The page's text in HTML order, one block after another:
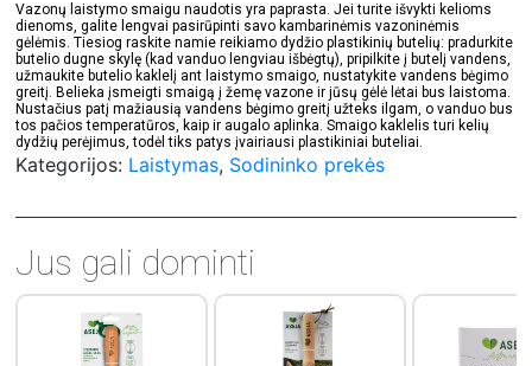
Vazonų laistymo smaigu naudotis yra paprasta. Jei turite išvykti kelioms
dienoms, galite lengvai pasirūpinti savo kambarinėmis vazoninėmis
gėlėmis. Tiesiog raskite namie reikiamo dydžio plastikinių butelių: pradurkite
butelio dugne skylę (kad vanduo lengviau išbėgtų), pripilkite į butelį vandens,
užmaukite butelio kaklelį ant laistymo smaigo, nustatykite vandens bėgimo
greitį. Belieka įsmeigti smaigą į žemę vazone ir jūsų gėlė lėtai bus laistoma.
Nustačius patį mažiausią vandens bėgimo greitį užteks ilgam, o vanduo bus
tos pačios temperatūros, kaip ir augalo aplinka. Smaigo kaklelis turi kelių
dydžių perėjimus, todėl tiks patys įvairiausi plastikiniai buteliai.
Kategorijos: Laistymas, Sodininko prekės
Jus gali dominti